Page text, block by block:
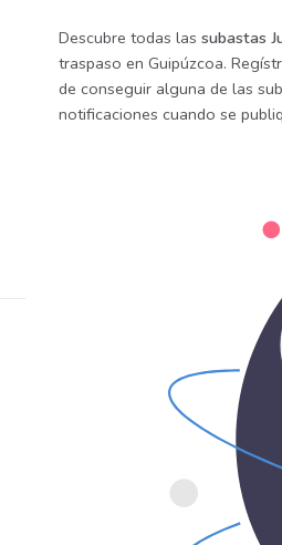
Descubre todas las subastas
traspaso en Guipúzcoa.
de conseguir alguna de las
notificaciones cuando se